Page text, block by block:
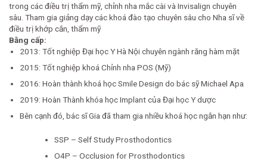
trong các điều trị thẩm mỹ, chỉnh nha mắc cài và Invisalign chuyên
sâu. Tham gia giảng dạy các khoá đào tạo chuyên sâu cho Nha sĩ về
điều trị khớp cắn, thẩm mỹ
Bằng cấp:
2013: Tốt nghiệp Đại học Y Hà Nội chuyên ngành răng hàm mặt
2015: Tốt nghiệp khoá Chỉnh nha POS (Mỹ)
2016: Hoàn thành khoá học Smile Design do bác sỹ Michael Apa
2019: Hoàn Thành khóa học Implant của Đại học Y dược
Bên cạnh đó, bác sĩ Gia đã tham gia nhiều khoá học ngắn hạn như:
SSP – Self Study Prosthodontics
O4P – Occlusion for Prosthodontics